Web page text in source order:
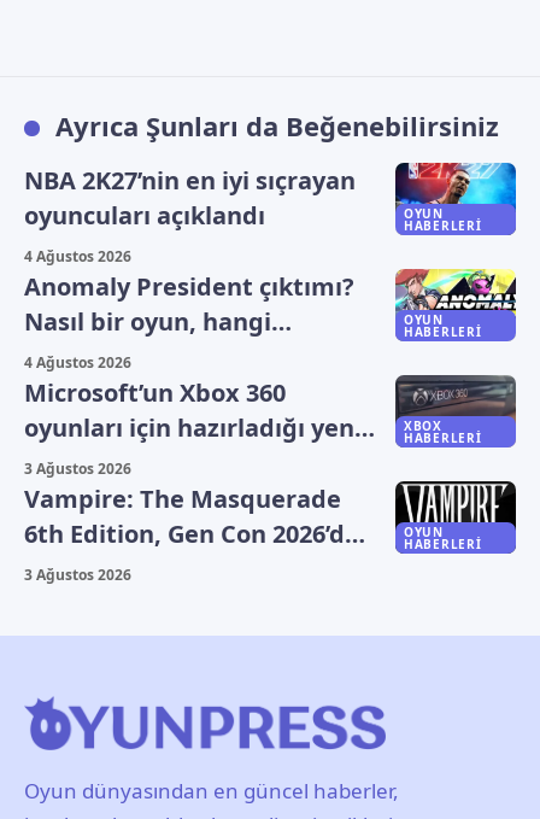
Ayrıca Şunları da Beğenebilirsiniz
OYUN
HABERLERI
NBA 2K27’nin en iyi sıçrayan
oyuncuları açıklandı
4 Ağustos 2026
OYUN
HABERLERI
Anomaly President çıktımı?
Nasıl bir oyun, hangi
platformlarda oynanıyor?
4 Ağustos 2026
XBOX
HABERLERI
Microsoft’un Xbox 360
oyunları için hazırladığı yeni
plan sızdı
3 Ağustos 2026
OYUN
HABERLERI
Vampire: The Masquerade
6th Edition, Gen Con 2026’da
duyuruldu
3 Ağustos 2026
Oyun dünyasından en güncel haberler,